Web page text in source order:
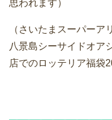
思われます）
（さいたまスーパーア
八景島シーサイドオア
店でのロッテリア福袋